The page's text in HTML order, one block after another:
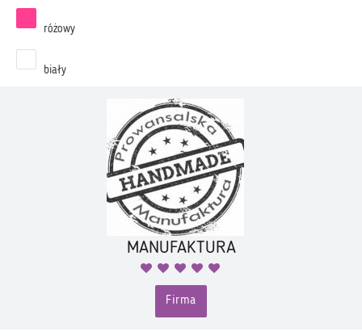
różowy
biały
MANUFAKTURA
Firma